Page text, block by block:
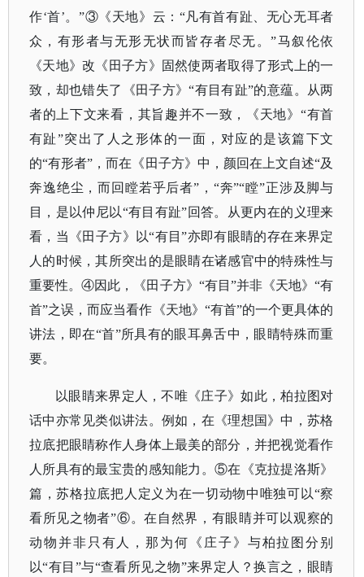
作‘首’。”③《天地》云：“凡有首有趾、无心无耳者
众，有形者与无形无状而皆存者尽无。”马叙伦依
《天地》改《田子方》固然使两者取得了形式上的一
致，却也错失了《田子方》“有目有趾”的意蕴。从两
者的上下文来看，其旨趣并不一致，《天地》“有首
有趾”突出了人之形体的一面，对应的是该篇下文
的“有形者”，而在《田子方》中，颜回在上文自述“及
奔逸绝尘，而回瞠若乎后者”，“奔”“瞠”正涉及脚与
目，是以仲尼以“有目有趾”回答。从更内在的义理来
看，当《田子方》以“有目”亦即有眼睛的存在来界定
人的时候，其所突出的是眼睛在诸感官中的特殊性与
重要性。④因此，《田子方》“有目”并非《天地》“有
首”之误，而应当看作《天地》“有首”的一个更具体的
讲法，即在“首”所具有的眼耳鼻舌中，眼睛特殊而重
要。
以眼睛来界定人，不唯《庄子》如此，柏拉图对
话中亦常见类似讲法。例如，在《理想国》中，苏格
拉底把眼睛称作人身体上最美的部分，并把视觉看作
人所具有的最宝贵的感知能力。 ⑤在《克拉提洛斯》
篇，苏格拉底把人定义为在一切动物中唯独可以“察
看所见之物者”⑥。在自然界，有眼睛并可以观察的
动物并非只有人，那为何《庄子》与柏拉图分别
以“有目”与“查看所见之物”来界定人？换言之，眼睛